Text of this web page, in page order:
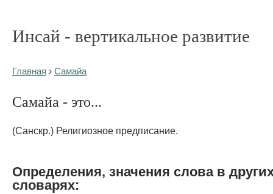
Инсай - вертикальное развитие
Главная › Самайа
Самайа - это...
(Санскр.) Религиозное предписание.
Определения, значения слова в
словарях: